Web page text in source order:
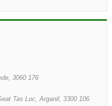
3060 176
Tas Loc, Arganil, 3300 106